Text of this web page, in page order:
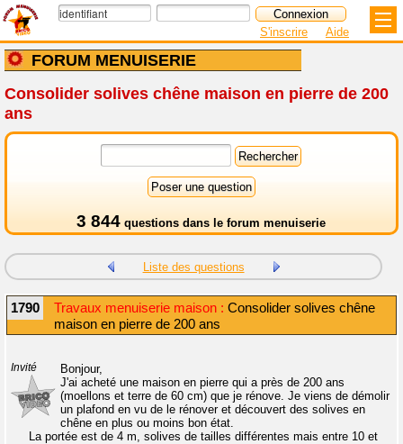
FORUM MENUISERIE
S'inscrire Aide
Consolider solives chêne maison en pierre de 200
ans
3 844 questions dans le forum menuiserie
Liste des questions
1790 Travaux menuiserie maison : Consolider solives chêne
maison en pierre de 200 ans
Invité
Bonjour,
J'ai acheté une maison en pierre qui a près de 200 ans
(moellons et terre de 60 cm) que je rénove. Je viens de démolir
un plafond en vu de le rénover et découvert des solives en
chêne en plus ou moins bon état.
La portée est de 4 m, solives de tailles différentes mais entre 10 et